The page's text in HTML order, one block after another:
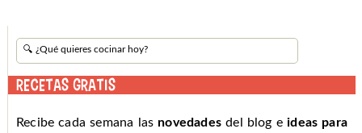
RECETAS GRATIS
Recibe cada semana las novedades del blog eideas para